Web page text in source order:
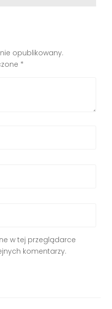
opublikowany.
*
w tej przeglądarce
komentarzy.